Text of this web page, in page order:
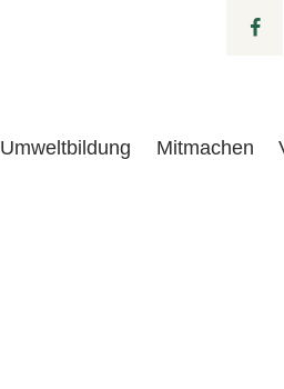
Umweltbildung Mitmachen